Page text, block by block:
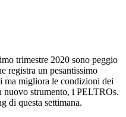
trimestre 2020 sono peggio
registra un pesantissimo
ma migliora le condizioni dei
nuovo strumento, i PELTROs.
di questa settimana.